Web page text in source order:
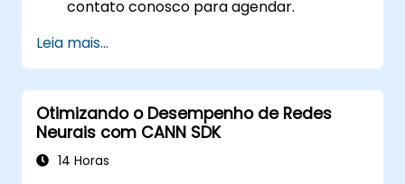
contato conosco para agendar.
Leia mais...
Otimizando o Desempenho de Redes
Neurais com CANN SDK
14 Horas